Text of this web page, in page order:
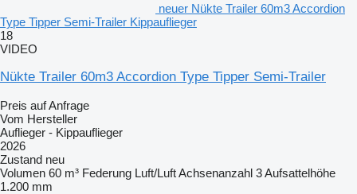
neuer Nükte Trailer 60m3 Accordion
Type Tipper Semi-Trailer Kippauflieger
18
VIDEO
Nükte Trailer 60m3 Accordion Type Tipper Semi-Trailer
Preis auf Anfrage
Vom Hersteller
Auflieger - Kippauflieger
2026
Zustand neu
Volumen 60 m³ Federung Luft/LuftAchsenanzahl 3Aufsattelhöhe
1.200 mm